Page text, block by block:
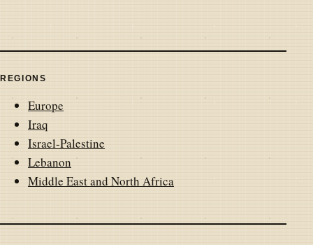
REGIONS
Europe
Iraq
Israel-Palestine
Lebanon
Middle East and North Africa